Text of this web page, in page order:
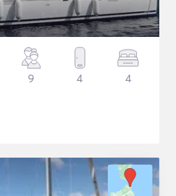
9 4 4